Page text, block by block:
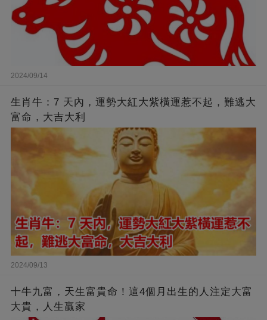
2024/09/14
生肖牛：7 天內，運勢大紅大紫橫運惹不起，難逃大
富命，大吉大利
2024/09/13
十牛九富，天生富貴命！這4個月出生的人注定大富
大貴，人生贏家